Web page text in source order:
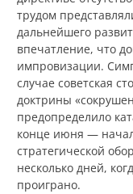
трудом
дальнейшего
впечатление, что
импровизации.
случае советская
доктрины
предопределило
конце июня —
стратегической
несколько дней,
проиграно.